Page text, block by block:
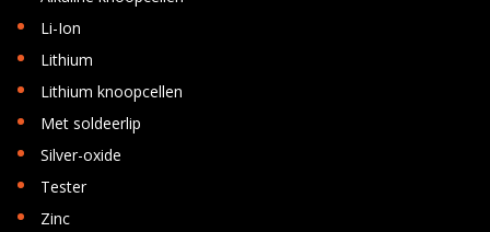
• Li-Ion
• Lithium
• Lithium knoopcellen
• Met soldeerlip
• Silver-oxide
• Tester
• Zinc